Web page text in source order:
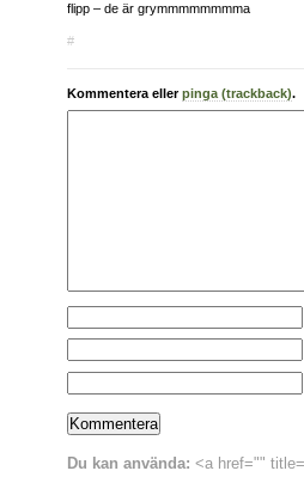
flipp – de är grymmmmmmmma
#
Kommentera ellerpinga (trackback).
Du kan använda: <a href=""